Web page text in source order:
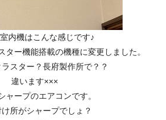
内機はこんな感じです♪
ター機能搭載の機種に変更しました。
スター？長府製作所で？？
違います×××
ャープのエアコンです。
け所がシャープでしょ？